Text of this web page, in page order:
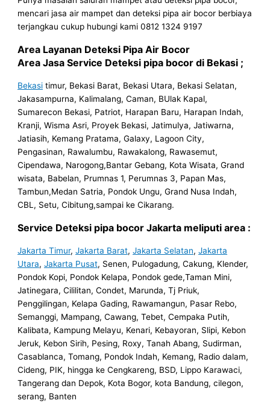
mencari jasa air mampet dan deteksi pipa air bocor berbiaya
terjangkau cukup hubungi kami 0812 1324 9197
Area Layanan Deteksi Pipa Air Bocor
Area Jasa Service Deteksi pipa bocor di Bekasi ;
Bekasi timur, Bekasi Barat, Bekasi Utara, Bekasi Selatan,
Jakasampurna, Kalimalang, Caman, BUlak Kapal,
Sumarecon Bekasi, Patriot, Harapan Baru, Harapan Indah,
Kranji, Wisma Asri, Proyek Bekasi, Jatimulya, Jatiwarna,
Jatiasih, Kemang Pratama, Galaxy, Lagoon City,
Pengasinan, Rawalumbu, Rawakalong, Rawasemut,
Cipendawa, Narogong,Bantar Gebang, Kota Wisata, Grand
wisata, Babelan, Prumnas 1, Perumnas 3, Papan Mas,
Tambun,Medan Satria, Pondok Ungu, Grand Nusa Indah,
CBL, Setu, Cibitung,sampai ke Cikarang.
Service Deteksi pipa bocor Jakarta meliputi area :
Jakarta Timur,Jakarta Barat,Jakarta Selatan,Jakarta
Utara,Jakarta Pusat, Senen, Pulogadung, Cakung, Klender,
Pondok Kopi, Pondok Kelapa, Pondok gede,Taman Mini,
Jatinegara, Cililitan, Condet, Marunda, Tj Priuk,
Penggilingan, Kelapa Gading, Rawamangun, Pasar Rebo,
Semanggi, Mampang, Cawang, Tebet, Cempaka Putih,
Kalibata, Kampung Melayu, Kenari, Kebayoran, Slipi, Kebon
Jeruk, Kebon Sirih, Pesing, Roxy, Tanah Abang, Sudirman,
Casablanca, Tomang, Pondok Indah, Kemang, Radio dalam,
Cideng, PIK, hingga ke Cengkareng, BSD, Lippo Karawaci,
Tangerang dan Depok, Kota Bogor, kota Bandung, cilegon,
serang, Banten